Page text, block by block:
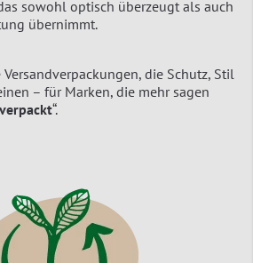
sowohl optisch überzeugt als auch
übernimmt.
die Schutz, Stil
– für Marken, die mehr sagen
“.